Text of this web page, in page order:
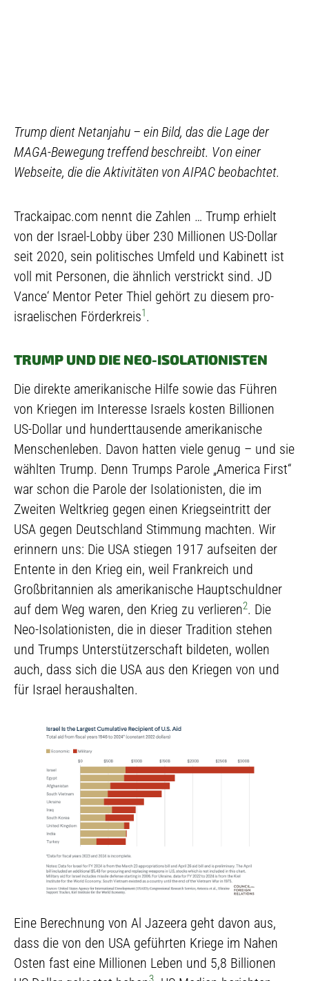
Trump dient Netanjahu – ein Bild, das die Lage der
MAGA-Bewegung treffend beschreibt. Von einer
Webseite, die die Aktivitäten von AIPAC beobachtet.
Trackaipac.com nennt die Zahlen … Trump erhielt
von der Israel-Lobby über 230 Millionen US-Dollar
seit 2020, sein politisches Umfeld und Kabinett ist
voll mit Personen, die ähnlich verstrickt sind. JD
Vance‘ Mentor Peter Thiel gehört zu diesem pro-
israelischen Förderkreis1.
TRUMP UND DIE NEO-ISOLATIONISTEN
Die direkte amerikanische Hilfe sowie das Führen
von Kriegen im Interesse Israels kosten Billionen
US-Dollar und hunderttausende amerikanische
Menschenleben. Davon hatten viele genug – und sie
wählten Trump. Denn Trumps Parole „America First“
war schon die Parole der Isolationisten, die im
Zweiten Weltkrieg gegen einen Kriegseintritt der
USA gegen Deutschland Stimmung machten. Wir
erinnern uns: Die USA stiegen 1917 aufseiten der
Entente in den Krieg ein, weil Frankreich und
Großbritannien als amerikanische Hauptschuldner
auf dem Weg waren, den Krieg zu verlieren2. Die
Neo-Isolationisten, die in dieser Tradition stehen
und Trumps Unterstützerschaft bildeten, wollen
auch, dass sich die USA aus den Kriegen von und
für Israel heraushalten.
Eine Berechnung von Al Jazeera geht davon aus,
dass die von den USA geführten Kriege im Nahen
Osten fast eine Millionen Leben und 5,8 Billionen